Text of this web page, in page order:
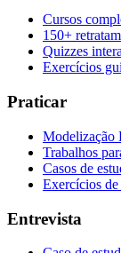
Cursos
150+
Quizzes
Exercícios
Praticar
Modelização
Trabalhos
Casos de
Exercícios
Entrevista